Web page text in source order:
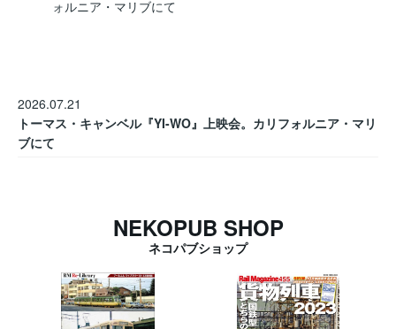
2026.07.21
トーマス・キャンベル『YI-WO』上映会。カリフォルニア・マリ
ブにて
NEKOPUB SHOP
ネコパブショップ